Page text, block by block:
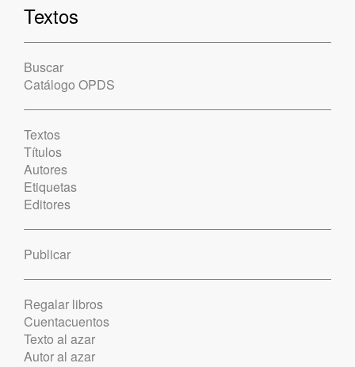
Textos
Buscar
Catálogo OPDS
Textos
Títulos
Autores
Etiquetas
Editores
Publicar
Regalar libros
Cuentacuentos
Texto al azar
Autor al azar